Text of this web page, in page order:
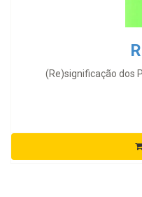
(Re)significação dos